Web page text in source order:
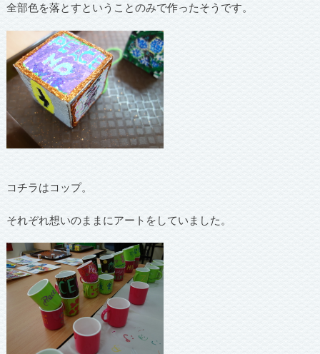
全部色を落とすということのみで作ったそうです。
コチラはコップ。
それぞれ想いのままにアートをしていました。